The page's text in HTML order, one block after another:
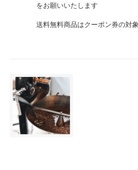
をお願いいたします
送料無料商品はクーポン券の対